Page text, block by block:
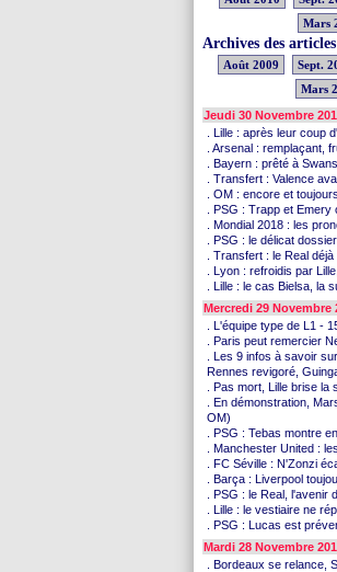
Mars
Archives des
Août 2009 Sept.
Mars
Jeudi 30 Novembre
. Lille : après leur coup
. Arsenal : remplaçant,
. Bayern : prêté à
. Transfert : Valence
. OM : encore et
. PSG : Trapp et
. Mondial 2018 : les
. PSG : le délicat
. Transfert : le Real
. Lyon : refroidis par
. Lille : le cas Bielsa, la
Mercredi 29 Novembre
. L'équipe type de L1 -
. Paris peut remercier
. Les 9 infos à savoir
Rennes revigoré,
. Pas mort, Lille brise
. En démonstration,
OM)
. PSG : Tebas montre
. Manchester United :
. FC Séville : N'Zonzi
. Barça : Liverpool
. PSG : le Real,
. Lille : le vestiaire ne
. PSG : Lucas est
Mardi 28 Novembre
. Bordeaux se relance,